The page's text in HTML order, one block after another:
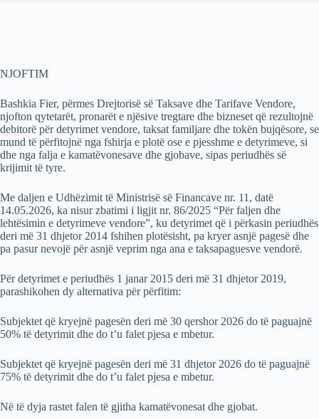
​NJOFTIM​
Bashkia Fier, përmes Drejtorisë së Taksave dhe Tarifave Vendore,
njofton qytetarët, pronarët e njësive tregtare dhe bizneset që rezultojnë
debitorë për detyrimet vendore, taksat familjare dhe tokën bujqësore, se
mund të përfitojnë nga fshirja e plotë ose e pjesshme e detyrimeve, si
dhe nga falja e kamatëvonesave dhe gjobave, sipas periudhës së
krijimit të tyre.
​Me daljen e Udhëzimit të Ministrisë së Financave nr. 11, datë
14.05.2026, ka nisur zbatimi i ligjit nr. 86/2025 “Për faljen dhe
lehtësimin e detyrimeve vendore”, ku detyrimet që i përkasin periudhës
deri më 31 dhjetor 2014 fshihen plotësisht, pa kryer asnjë pagesë dhe
pa pasur nevojë për asnjë veprim nga ana e taksapaguesve vendorë.​
Për detyrimet e periudhës 1 janar 2015 deri më 31 dhjetor 2019,
parashikohen dy alternativa për përfitim:​
Subjektet që kryejnë pagesën deri më 30 qershor 2026 do të paguajnë
50% të detyrimit dhe do t’u falet pjesa e mbetur.​
Subjektet që kryejnë pagesën deri më 31 dhjetor 2026 do të paguajnë
75% të detyrimit dhe do t’u falet pjesa e mbetur.​
Në të dyja rastet falen të gjitha kamatëvonesat dhe gjobat.​